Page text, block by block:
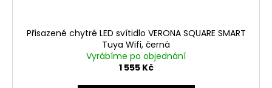
Přisazené chytré LED svítidlo VERONA SQUARE SMART
Tuya Wifi, černá
Vyrábíme po objednání
1 555 Kč